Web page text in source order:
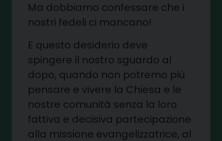
Ma dobbiamo confessare che i
nostri fedeli ci mancano!
E questo desiderio deve
spingere il nostro sguardo al
dopo, quando non potremo più
pensare e vivere la Chiesa e le
nostre comunità senza la loro
fattiva e decisiva partecipazione
alla missione evangelizzatrice, al